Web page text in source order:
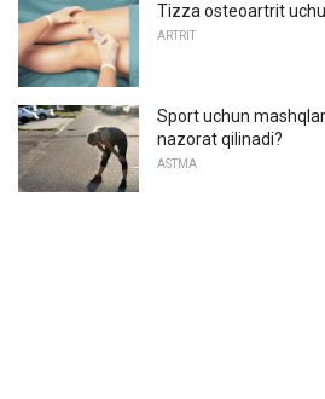
Tizza osteoartrit
ARTRIT
Sport uchun
nazorat qilinadi?
ASTMA